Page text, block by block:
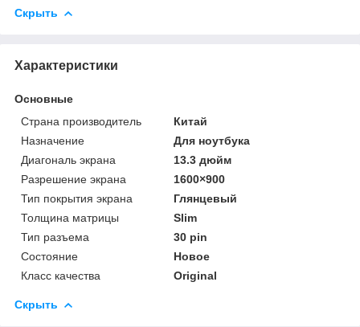
Скрыть
Характеристики
Основные
Страна производитель
Китай
Назначение
Для ноутбука
Диагональ экрана
13.3 дюйм
Разрешение экрана
1600×900
Тип покрытия экрана
Глянцевый
Толщина матрицы
Slim
Тип разъема
30 pin
Состояние
Новое
Класс качества
Original
Скрыть